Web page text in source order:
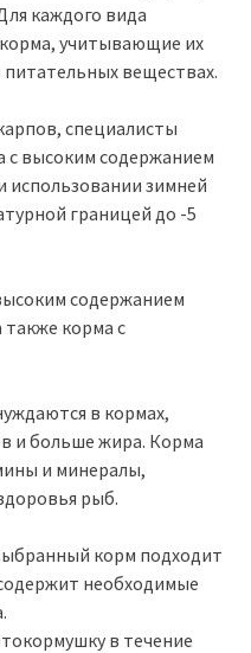
каждого вида
учитывающие их
веществах.
специалисты
высоким содержанием
использовании зимней
границей до -5
содержанием
также корма с
в кормах,
и больше жира. Корма
и минералы,
рыб.
корм подходит
необходимые
в течение